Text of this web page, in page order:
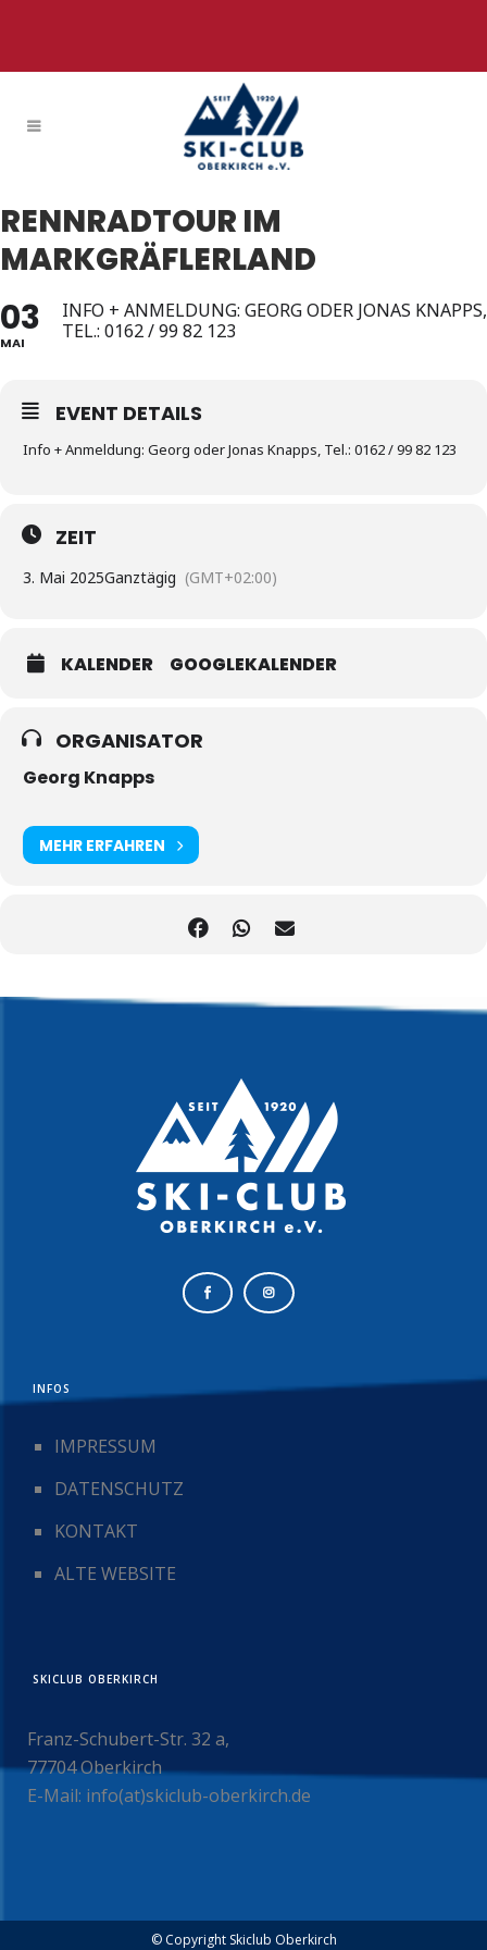
RENNRADTOUR IM
MARKGRÄFLERLAND
03
MAI
INFO + ANMELDUNG: GEORG ODER JONAS KNAPPS,
TEL.: 0162 / 99 82 123
EVENT DETAILS
Info + Anmeldung: Georg oder Jonas Knapps, Tel.: 0162 / 99 82 123
ZEIT
3. Mai 2025Ganztägig (GMT+02:00)
KALENDER GOOGLEKALENDER
ORGANISATOR
Georg Knapps
MEHR ERFAHREN
INFOS
IMPRESSUM
DATENSCHUTZ
KONTAKT
ALTE WEBSITE
SKICLUB OBERKIRCH
Franz-Schubert-Str. 32 a,
77704 Oberkirch
E-Mail: info(at)skiclub-oberkirch.de
© Copyright Skiclub Oberkirch